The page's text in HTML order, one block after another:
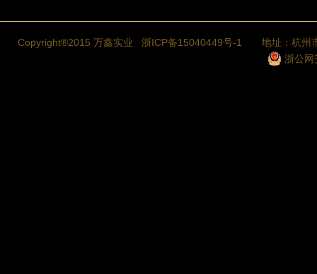
Copyright®2015 万鑫实业 浙ICP备15040449号-1
地址：杭州
浙公